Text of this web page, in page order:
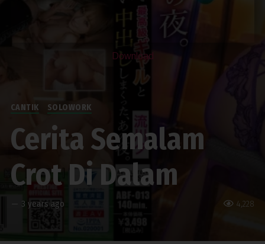
Download
4,228
CANTIK SOLOWORK
Cerita Semalam
Crot Di Dalam
— 3 years ago